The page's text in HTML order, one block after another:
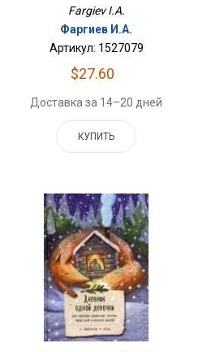
Fargiev I.A.
Фаргиев И.А.
Артикул: 1527079
$27.60
Доставка за 14–20 дней
КУПИТЬ